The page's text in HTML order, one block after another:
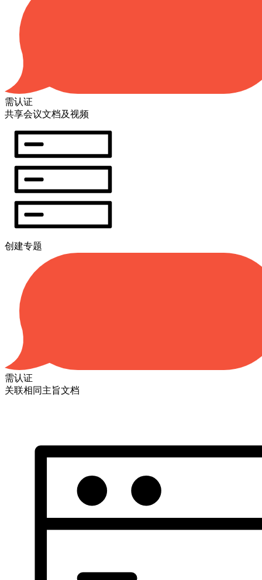
需认证
共享会议文档及视频
创建专题
需认证
关联相同主旨文档